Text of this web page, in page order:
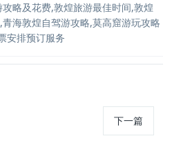
略及花费,敦煌旅游最佳时间,敦煌
海敦煌自驾游攻略,莫高窟游玩攻略
安排预订服务
下一篇